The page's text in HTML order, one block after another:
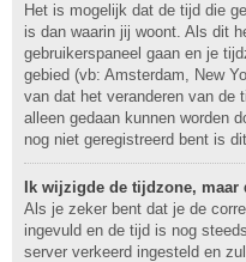
Het is mogelijk dat de tijd die
is dan waarin jij woont. Als dit
gebruikerspaneel gaan en je
gebied (vb: Amsterdam, New
van dat het veranderen van de
alleen gedaan kunnen worden
nog niet geregistreerd bent is
Ik wijzigde de tijdzone,
Als je zeker bent dat je de
ingevuld en de tijd is nog
server verkeerd ingesteld en